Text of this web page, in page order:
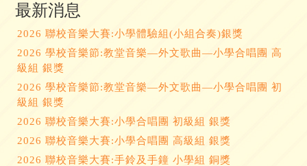
最新消息
2026 聯校音樂大賽:小學體驗組(小組合奏)銀獎
2026 學校音樂節:教堂音樂—外文歌曲—小學合唱團 高
級組 銀獎
2026 學校音樂節:教堂音樂—外文歌曲—小學合唱團 初
級組 銀獎
2026 聯校音樂大賽:小學合唱團 初級組 銀獎
2026 聯校音樂大賽:小學合唱團 高級組 銀獎
2026 聯校音樂大賽:手鈴及手鐘 小學組 銅獎